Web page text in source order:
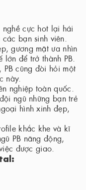
nghề cực hot lại hái
bạn sinh viên.
gương mặt ưa nhìn
để trở thành PB.
cũng đòi hỏi một
này.
nghiệp toàn quốc.
ngũ những bạn trẻ
hình xinh đẹp,
khắc khe và kĩ
PB năng động,
được giao.